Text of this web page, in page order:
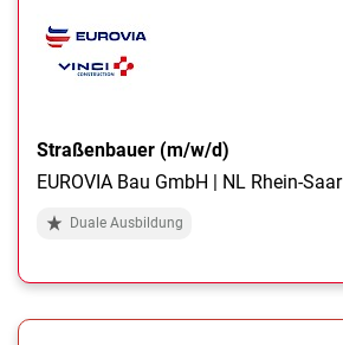
Straßenbauer (m/w/d)
EUROVIA Bau GmbH | NL Rhein-Saar
Duale Ausbildung